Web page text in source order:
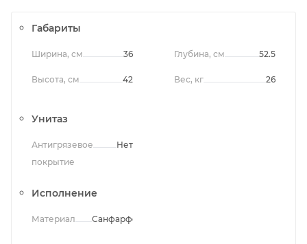
Габариты
Ширина, см 36
Высота, см 42
Глубина, см 52.5
Вес, кг 26
Унитаз
Антигрязевое
покрытие
Нет
Исполнение
Материал Санфарфор